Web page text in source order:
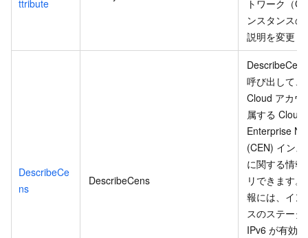
ttribute
トワーク（
ンスタンスの
説明を変更し
DescribeCe
ns
DescribeCens
呼び出して、
Cloud アカウ
属する Cloud
Enterprise
(CEN) イン
に関する情報
リできます
報には、イン
スのステータ
IPv6 が有効